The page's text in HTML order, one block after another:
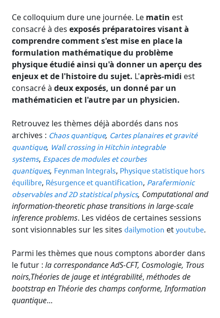
Ce colloquium dure une journée. Le matin est
consacré à des exposés préparatoires visant à
comprendre comment s'est mise en place la
formulation mathématique du problème
physique étudié ainsi qu'à donner un aperçu des
enjeux et de l'histoire du sujet. L'après-midi est
consacré à deux exposés, un donné par un
mathématicien et l'autre par un physicien.
Retrouvez les thèmes déjà abordés dans nos
archives : Chaos quantique, Cartes planaires et gravité
quantique, Wall crossing in Hitchin integrable
systems, Espaces de modules et courbes
quantiques, Feynman Integrals, Physique statistique hors
équilibre, Résurgence et quantification, Parafermionic
observables and 2D statistical physics, Computational and
information-theoretic phase transitions in large-scale
inference problems. Les vidéos de certaines sessions
sont visionnables sur les sites dailymotion et youtube.
Parmi les thèmes que nous comptons aborder dans
le futur : la correspondance AdS-CFT, Cosmologie, Trous
noirs,Théories de jauge et intégrabilité, méthodes de
bootstrap en Théorie des champs conforme, Information
quantique...